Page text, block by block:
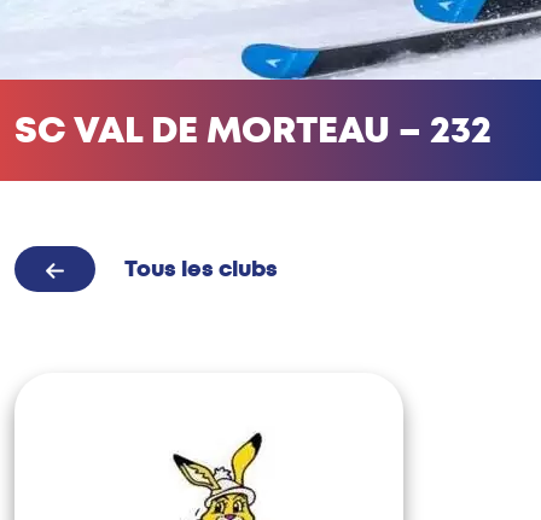
SC VAL DE MORTEAU – 232
Tous les clubs